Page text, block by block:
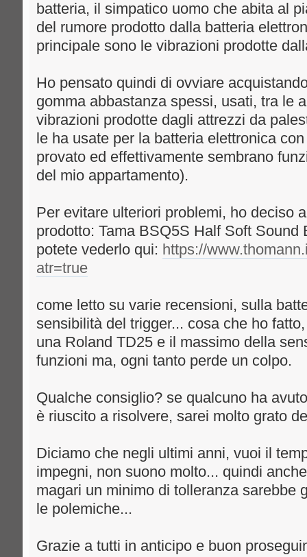
batteria, il simpatico uomo che abita al
del rumore prodotto dalla batteria
principale sono le vibrazioni prodotte
Ho pensato quindi di ovviare
gomma abbastanza spessi, usati, tra le
vibrazioni prodotte dagli attrezzi da
le ha usate per la batteria elettronica
provato ed effettivamente sembrano
del mio appartamento).
Per evitare ulteriori problemi, ho deciso
prodotto: Tama BSQ5S Half Soft Sound
potete vederlo qui: https://
atr=true
come letto su varie recensioni, sulla
sensibilità del trigger... cosa che ho
una Roland TD25 e il massimo della
funzioni ma, ogni tanto perde un colpo.
Qualche consiglio? se qualcuno ha
è riuscito a risolvere, sarei molto grato
Diciamo che negli ultimi anni, vuoi il
impegni, non suono molto... quindi
magari un minimo di tolleranza sarebbe
le polemiche...
Grazie a tutti in anticipo e buon